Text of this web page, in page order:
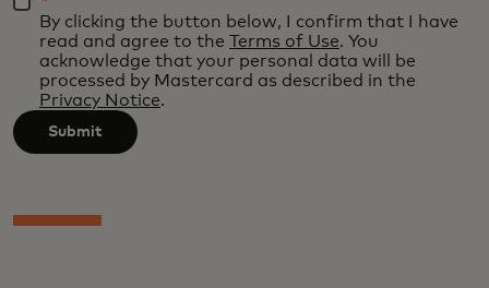
applied
after
characters.
By clicking the button below, I confirm that I have
read and agree to the Terms of Use. You
acknowledge that your personal data will be
processed by Mastercard as described in the
Privacy Notice.
Submit